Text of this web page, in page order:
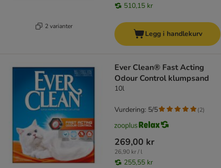
2 varianter
510,15 kr
Legg i handlekurv
Ever Clean® Fast Acting
Odour Control klumpsand
10l
269,00 kr
26,90 kr / l
255,55 kr
Vurdering: 5/5 (2)